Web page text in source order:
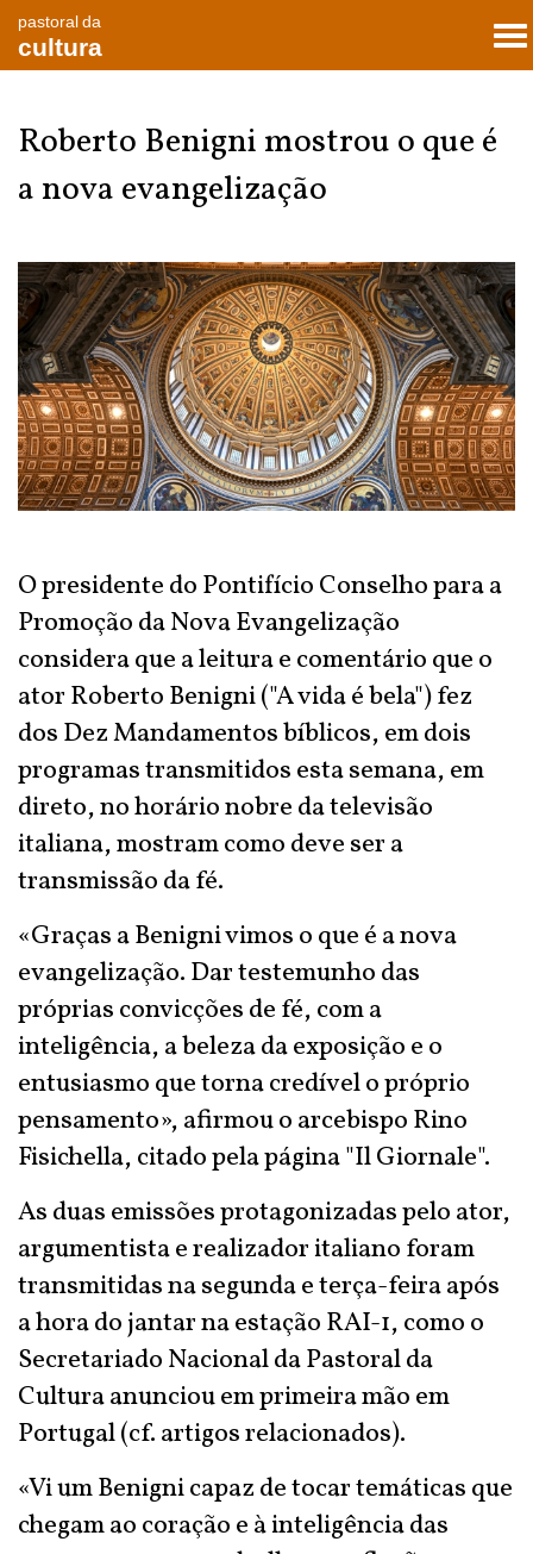
pastoral da
cultura
Roberto Benigni mostrou o que é
a nova evangelização
O presidente do Pontifício Conselho para a
Promoção da Nova Evangelização
considera que a leitura e comentário que o
ator Roberto Benigni ("A vida é bela") fez
dos Dez Mandamentos bíblicos, em dois
programas transmitidos esta semana, em
direto, no horário nobre da televisão
italiana, mostram como deve ser a
transmissão da fé.
«Graças a Benigni vimos o que é a nova
evangelização. Dar testemunho das
próprias convicções de fé, com a
inteligência, a beleza da exposição e o
entusiasmo que torna credível o próprio
pensamento», afirmou o arcebispo Rino
Fisichella, citado pela página "Il Giornale".
As duas emissões protagonizadas pelo ator,
argumentista e realizador italiano foram
transmitidas na segunda e terça-feira após
a hora do jantar na estação RAI-1, como o
Secretariado Nacional da Pastoral da
Cultura anunciou em primeira mão em
Portugal (cf. artigos relacionados).
«Vi um Benigni capaz de tocar temáticas que
chegam ao coração e à inteligência das